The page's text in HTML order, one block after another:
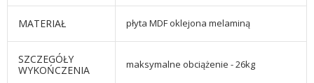
MATERIAŁ płyta MDF oklejona melaminą
SZCZEGÓŁY
WYKOŃCZENIA
maksymalne obciążenie - 26kg